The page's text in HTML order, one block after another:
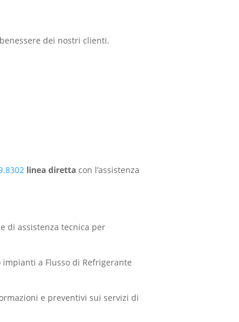
dei nostri clienti.
linea diretta con l’assistenza
di assistenza tecnica per
a Flusso di Refrigerante
e preventivi sui servizi di